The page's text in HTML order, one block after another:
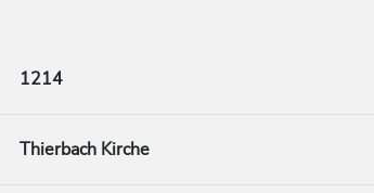
1214
Thierbach Kirche